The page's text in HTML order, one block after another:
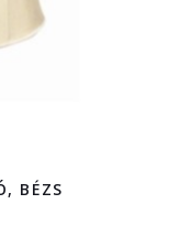
BÉZS